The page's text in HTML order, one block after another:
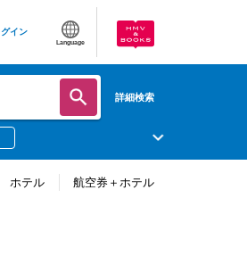
グイン
Language
詳細検索
ホテル 航空券＋ホテル